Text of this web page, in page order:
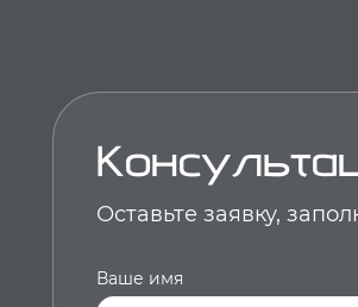
Оставьте заявку,
Ваше имя